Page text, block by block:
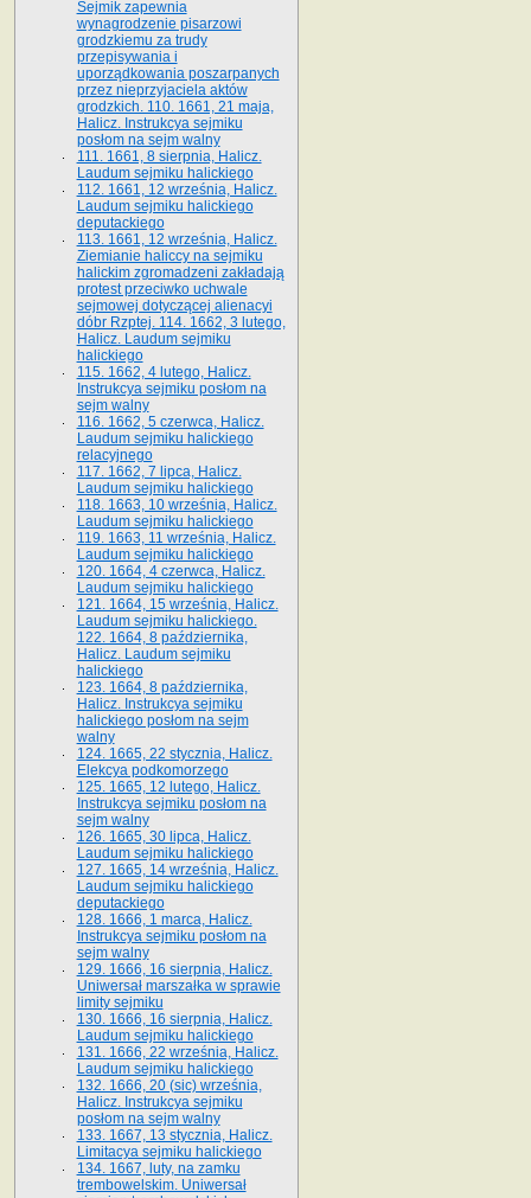
Sejmik zapewnia
wynagrodzenie pisarzowi
grodzkiemu za trudy
przepisywania i
uporządkowania poszarpanych
przez nieprzyjaciela aktów
grodzkich. 110. 1661, 21 maja,
Halicz. Instrukcya sejmiku
posłom na sejm walny
111. 1661, 8 sierpnia, Halicz.
Laudum sejmiku halickiego
112. 1661, 12 września, Halicz.
Laudum sejmiku halickiego
deputackiego
113. 1661, 12 września, Halicz.
Ziemianie haliccy na sejmiku
halickim zgromadzeni zakładają
protest przeciwko uchwale
sejmowej dotyczącej alienacyi
dóbr Rzptej. 114. 1662, 3 lutego,
Halicz. Laudum sejmiku
halickiego
115. 1662, 4 lutego, Halicz.
Instrukcya sejmiku posłom na
sejm walny
116. 1662, 5 czerwca, Halicz.
Laudum sejmiku halickiego
relacyjnego
117. 1662, 7 lipca, Halicz.
Laudum sejmiku halickiego
118. 1663, 10 września, Halicz.
Laudum sejmiku halickiego
119. 1663, 11 września, Halicz.
Laudum sejmiku halickiego
120. 1664, 4 czerwca, Halicz.
Laudum sejmiku halickiego
121. 1664, 15 września, Halicz.
Laudum sejmiku halickiego.
122. 1664, 8 października,
Halicz. Laudum sejmiku
halickiego
123. 1664, 8 października,
Halicz. Instrukcya sejmiku
halickiego posłom na sejm
walny
124. 1665, 22 stycznia, Halicz.
Elekcya podkomorzego
125. 1665, 12 lutego, Halicz.
Instrukcya sejmiku posłom na
sejm walny
126. 1665, 30 lipca, Halicz.
Laudum sejmiku halickiego
127. 1665, 14 września, Halicz.
Laudum sejmiku halickiego
deputackiego
128. 1666, 1 marca, Halicz.
Instrukcya sejmiku posłom na
sejm walny
129. 1666, 16 sierpnia, Halicz.
Uniwersał marszałka w sprawie
limity sejmiku
130. 1666, 16 sierpnia, Halicz.
Laudum sejmiku halickiego
131. 1666, 22 września, Halicz.
Laudum sejmiku halickiego
132. 1666, 20 (sic) września,
Halicz. Instrukcya sejmiku
posłom na sejm walny
133. 1667, 13 stycznia, Halicz.
Limitacya sejmiku halickiego
134. 1667, luty, na zamku
trembowelskim. Uniwersał